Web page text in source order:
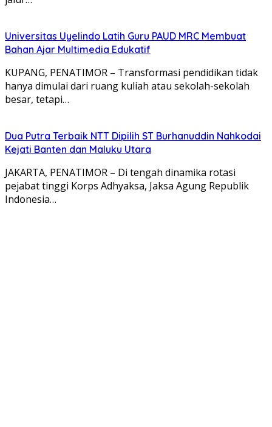
Universitas Uyelindo Latih Guru PAUD MRC Membuat
Bahan Ajar Multimedia Edukatif
KUPANG, PENATIMOR – Transformasi pendidikan tidak
hanya dimulai dari ruang kuliah atau sekolah-sekolah
besar, tetapi…
Dua Putra Terbaik NTT Dipilih ST Burhanuddin Nahkodai
Kejati Banten dan Maluku Utara
JAKARTA, PENATIMOR – Di tengah dinamika rotasi
pejabat tinggi Korps Adhyaksa, Jaksa Agung Republik
Indonesia…